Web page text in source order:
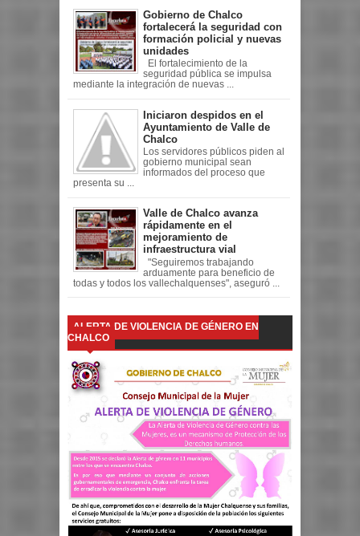
Gobierno de Chalco
fortalecerá la seguridad con
formación policial y nuevas
unidades
El fortalecimiento de la
seguridad pública se impulsa
mediante la integración de nuevas ...
Iniciaron despidos en el
Ayuntamiento de Valle de
Chalco
Los servidores públicos piden al
gobierno municipal sean
informados del proceso que
presenta su ...
Valle de Chalco avanza
rápidamente en el
mejoramiento de
infraestructura vial
"Seguiremos trabajando
arduamente para beneficio de
todas y todos los vallechalquenses", aseguró ...
ALERTA DE VIOLENCIA DE GÉNERO EN
CHALCO